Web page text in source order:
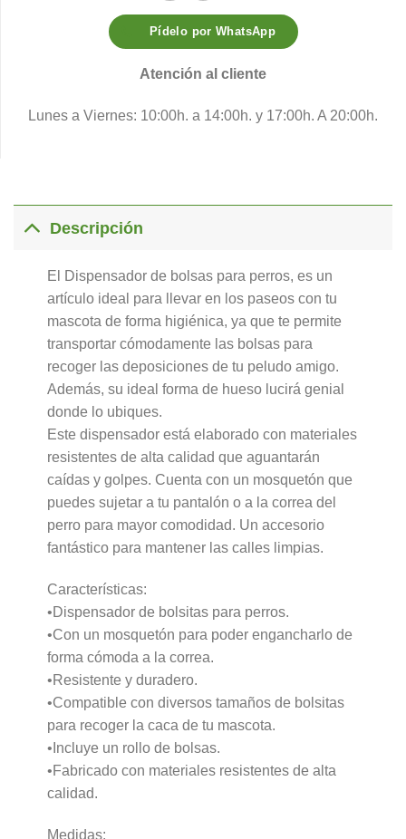
Pídelo por WhatsApp
Atención al cliente
Lunes a Viernes: 10:00h. a 14:00h. y 17:00h. A 20:00h.
Descripción
El Dispensador de bolsas para perros, es un
artículo ideal para llevar en los paseos con tu
mascota de forma higiénica, ya que te permite
transportar cómodamente las bolsas para
recoger las deposiciones de tu peludo amigo.
Además, su ideal forma de hueso lucirá genial
donde lo ubiques.
Este dispensador está elaborado con materiales
resistentes de alta calidad que aguantarán
caídas y golpes. Cuenta con un mosquetón que
puedes sujetar a tu pantalón o a la correa del
perro para mayor comodidad. Un accesorio
fantástico para mantener las calles limpias.
Características:
•Dispensador de bolsitas para perros.
•Con un mosquetón para poder engancharlo de
forma cómoda a la correa.
•Resistente y duradero.
•Compatible con diversos tamaños de bolsitas
para recoger la caca de tu mascota.
•Incluye un rollo de bolsas.
•Fabricado con materiales resistentes de alta
calidad.
Medidas: